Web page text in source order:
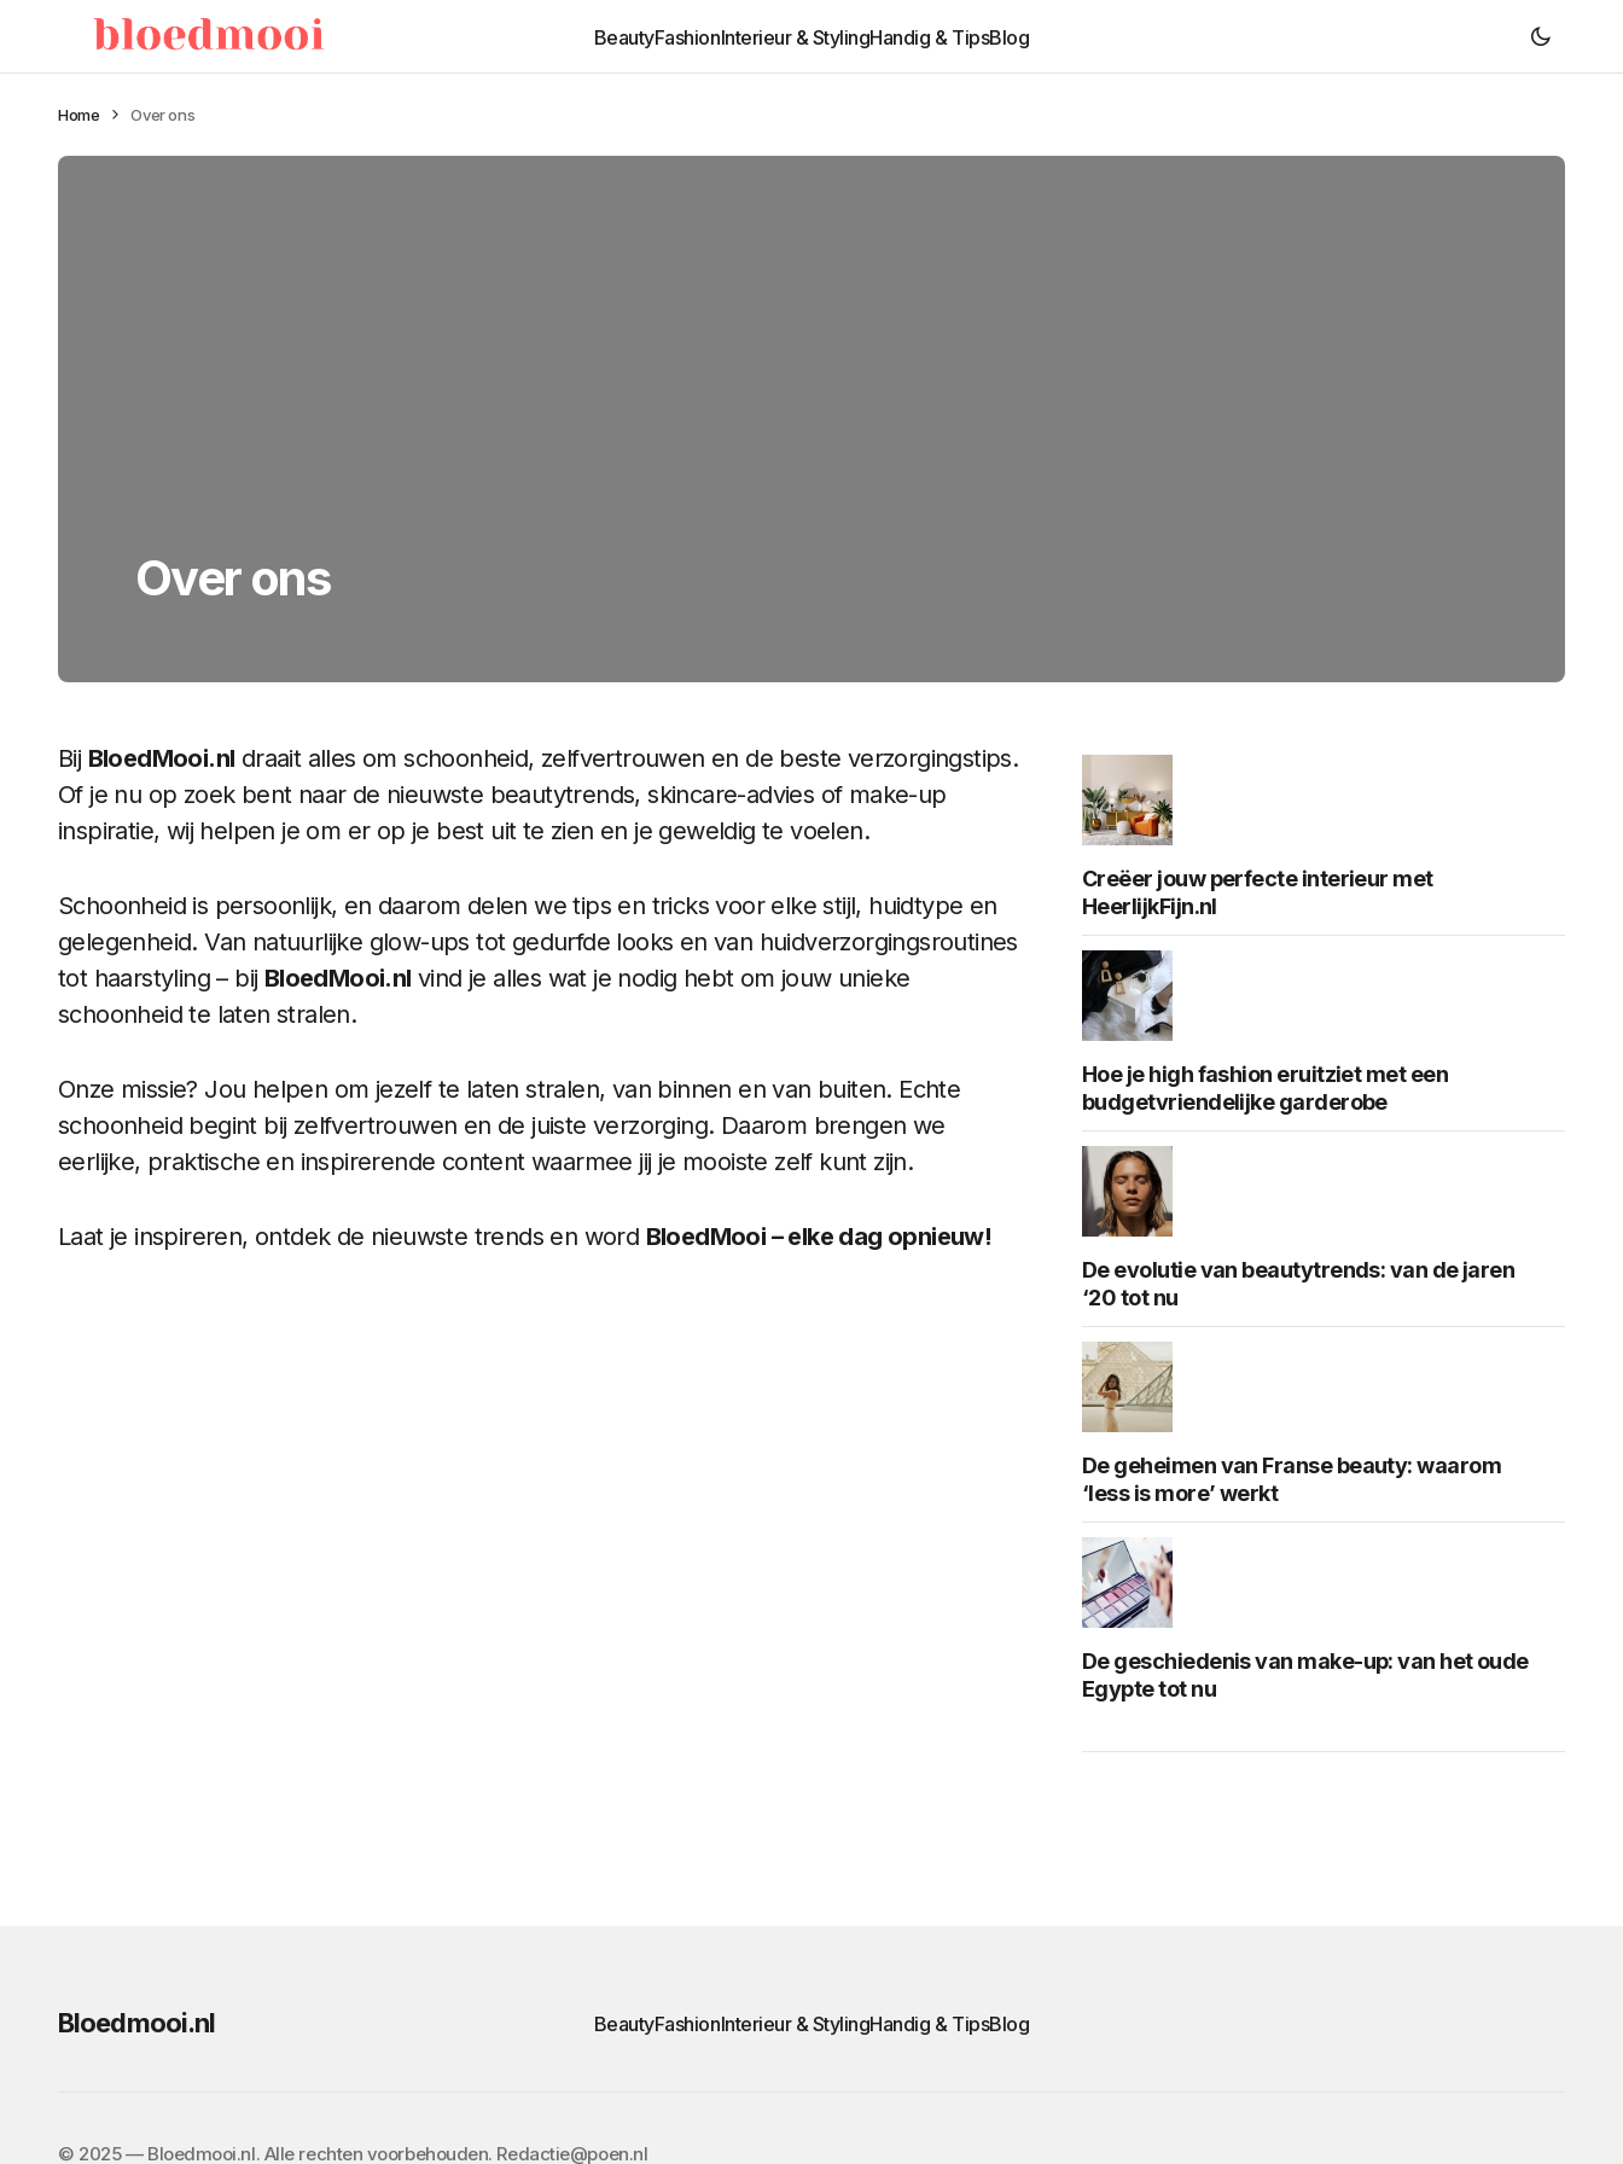
BeautyFashionInterieur & StylingHandig & TipsBlog
Home Over ons
Over ons
Bij BloedMooi.nl draait alles om schoonheid, zelfvertrouwen en de beste verzorgingstips.
Of je nu op zoek bent naar de nieuwste beautytrends, skincare-advies of make-up
inspiratie, wij helpen je om er op je best uit te zien en je geweldig te voelen.
Schoonheid is persoonlijk, en daarom delen we tips en tricks voor elke stijl, huidtype en
gelegenheid. Van natuurlijke glow-ups tot gedurfde looks en van huidverzorgingsroutines
tot haarstyling – bij BloedMooi.nl vind je alles wat je nodig hebt om jouw unieke
schoonheid te laten stralen.
Onze missie? Jou helpen om jezelf te laten stralen, van binnen en van buiten. Echte
schoonheid begint bij zelfvertrouwen en de juiste verzorging. Daarom brengen we
eerlijke, praktische en inspirerende content waarmee jij je mooiste zelf kunt zijn.
Laat je inspireren, ontdek de nieuwste trends en word BloedMooi – elke dag opnieuw!
Creëer jouw perfecte interieur met
HeerlijkFijn.nl
Hoe je high fashion eruitziet met een
budgetvriendelijke garderobe
De evolutie van beautytrends: van de jaren
‘20 tot nu
De geheimen van Franse beauty: waarom
‘less is more’ werkt
De geschiedenis van make-up: van het oude
Egypte tot nu
Bloedmooi.nl BeautyFashionInterieur & StylingHandig & TipsBlog
©️ 2025 — Bloedmooi.nl. Alle rechten voorbehouden. Redactie@poen.nl